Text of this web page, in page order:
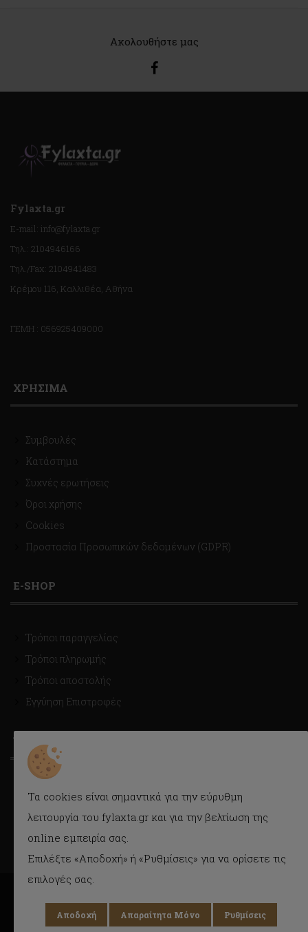
Ακολουθήστε μας
Fylaxta.gr
E-mail: info@fylaxta.gr
Τηλ.: 2104946166
Τηλ./Fax: 2104941483
Κρέμου 116, Καλλιθέα, Αθήνα
ΓΕΜΗ : 056925409000
ΧΡΗΣΙΜΑ
Συμβουλές
Κατάστημα
Συχνές ερωτήσεις
Όροι χρήσης
Cookies
Προστασία Προσωπικών δεδομένων (GDPR)
E-SHOP
Τρόποι παραγγελίας
Τρόποι πληρωμής
Τρόποι αποστολής
Εγγύηση Επιστροφές
ΤΡΟΠΟΙ ΑΠΟΣΤΟΛΗΣ
Με Courier εύκολα και γρήγορα στην πόρτα σας.
Δυνατότητα παραλαβής και από το κατάστημα.
Τα cookies είναι σημαντικά για την εύρυθμη
λειτουργία του fylaxta.gr και για την βελτίωση της
online εμπειρία σας.
Επιλέξτε «Αποδοχή» ή «Ρυθμίσεις» για να ορίσετε τις
επιλογές σας.
Αποδοχή Απαραίτητα Μόνο Ρυθμίσεις